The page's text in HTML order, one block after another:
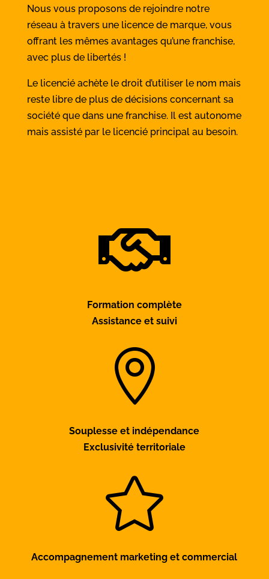
Nous vous proposons de rejoindre notre
réseau à travers une licence de marque, vous
offrant les mêmes avantages qu’une franchise,
avec plus de libertés !
Le licencié achète le droit d’utiliser le nom mais
reste libre de plus de décisions concernant sa
société que dans une franchise. Il est autonome
mais assisté par le licencié principal au besoin.

Formation complète
Assistance et suivi

Souplesse et indépendance
Exclusivité territoriale

Accompagnement marketing et commercial